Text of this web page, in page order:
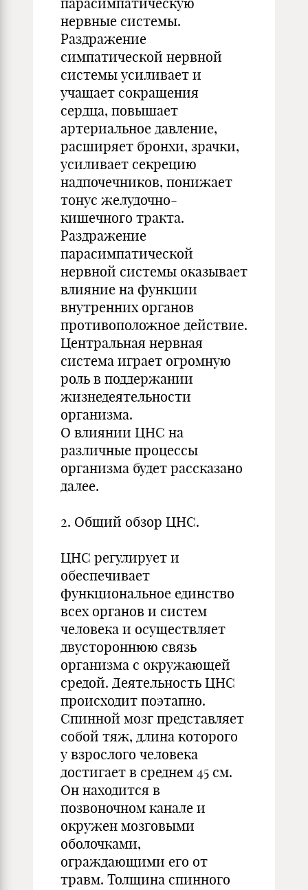
нервные системы.
Раздражение
симпатической нервной
системы усиливает и
учащает сокращения
сердца, повышает
артериальное давление,
расширяет бронхи, зрачки,
усиливает секрецию
надпочечников, понижает
тонус желудочно-
кишечного тракта.
Раздражение
парасимпатической
нервной системы оказывает
влияние на функции
внутренних органов
противоположное действие.
Центральная нервная
система играет огромную
роль в поддержании
жизнедеятельности
организма.
О влиянии ЦНС на
различные процессы
организма будет рассказано
далее.
2. Общий обзор ЦНС.
ЦНС регулирует и
обеспечивает
функциональное единство
всех органов и систем
человека и осуществляет
двустороннюю связь
организма с окружающей
средой. Деятельность ЦНС
происходит поэтапно.
Спинной мозг представляет
собой тяж, длина которого
у взрослого человека
достигает в среднем 45 см.
Он находится в
позвоночном канале и
окружен мозговыми
оболочками,
ограждающими его от
травм. Толщина спинного